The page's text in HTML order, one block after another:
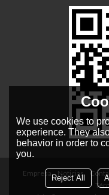
Empresa Noticias
We use cookies to
experience. They
behavior in order to
you.
Reject All